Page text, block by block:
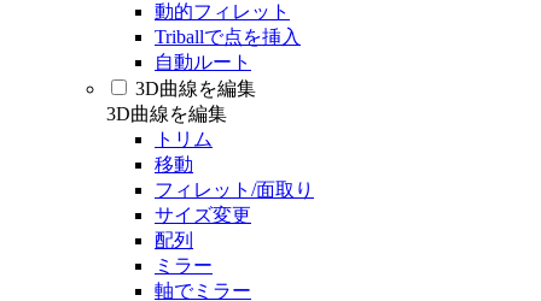
動的フィレット
Triballで点を挿入
自動ルート
3D曲線を編集
3D曲線を編集
トリム
移動
フィレット/面取り
サイズ変更
配列
ミラー
軸でミラー